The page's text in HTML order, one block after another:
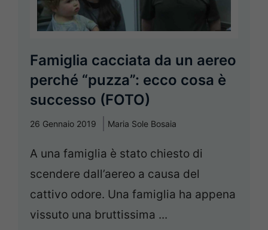
Famiglia cacciata da un aereo
perché “puzza”: ecco cosa è
successo (FOTO)
26 Gennaio 2019 Maria Sole Bosaia
A una famiglia è stato chiesto di
scendere dall’aereo a causa del
cattivo odore. Una famiglia ha appena
vissuto una bruttissima ...